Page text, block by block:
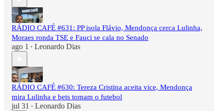
RÁDIO CAFÉ #631: PP isola Flávio, Mendonça cerca Lulinha,
Moraes ronda TSE e Fauci se cala no Senado
ago 1 • Leonardo Dias
RÁDIO CAFÉ #630: Tereza Cristina aceita vice, Mendonça
mira Lulinha e bets tomam o futebol
jul 31 • Leonardo Dias